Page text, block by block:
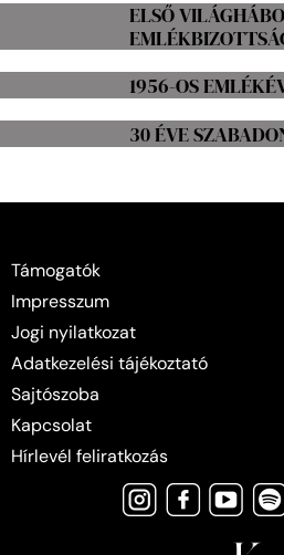
ELSŐ
1956-OS
30 ÉVE
Támogatók
Impresszum
Jogi nyilatkozat
Adatkezelési tájékoztató
Sajtószoba
Kapcsolat
Hírlevél feliratkozás